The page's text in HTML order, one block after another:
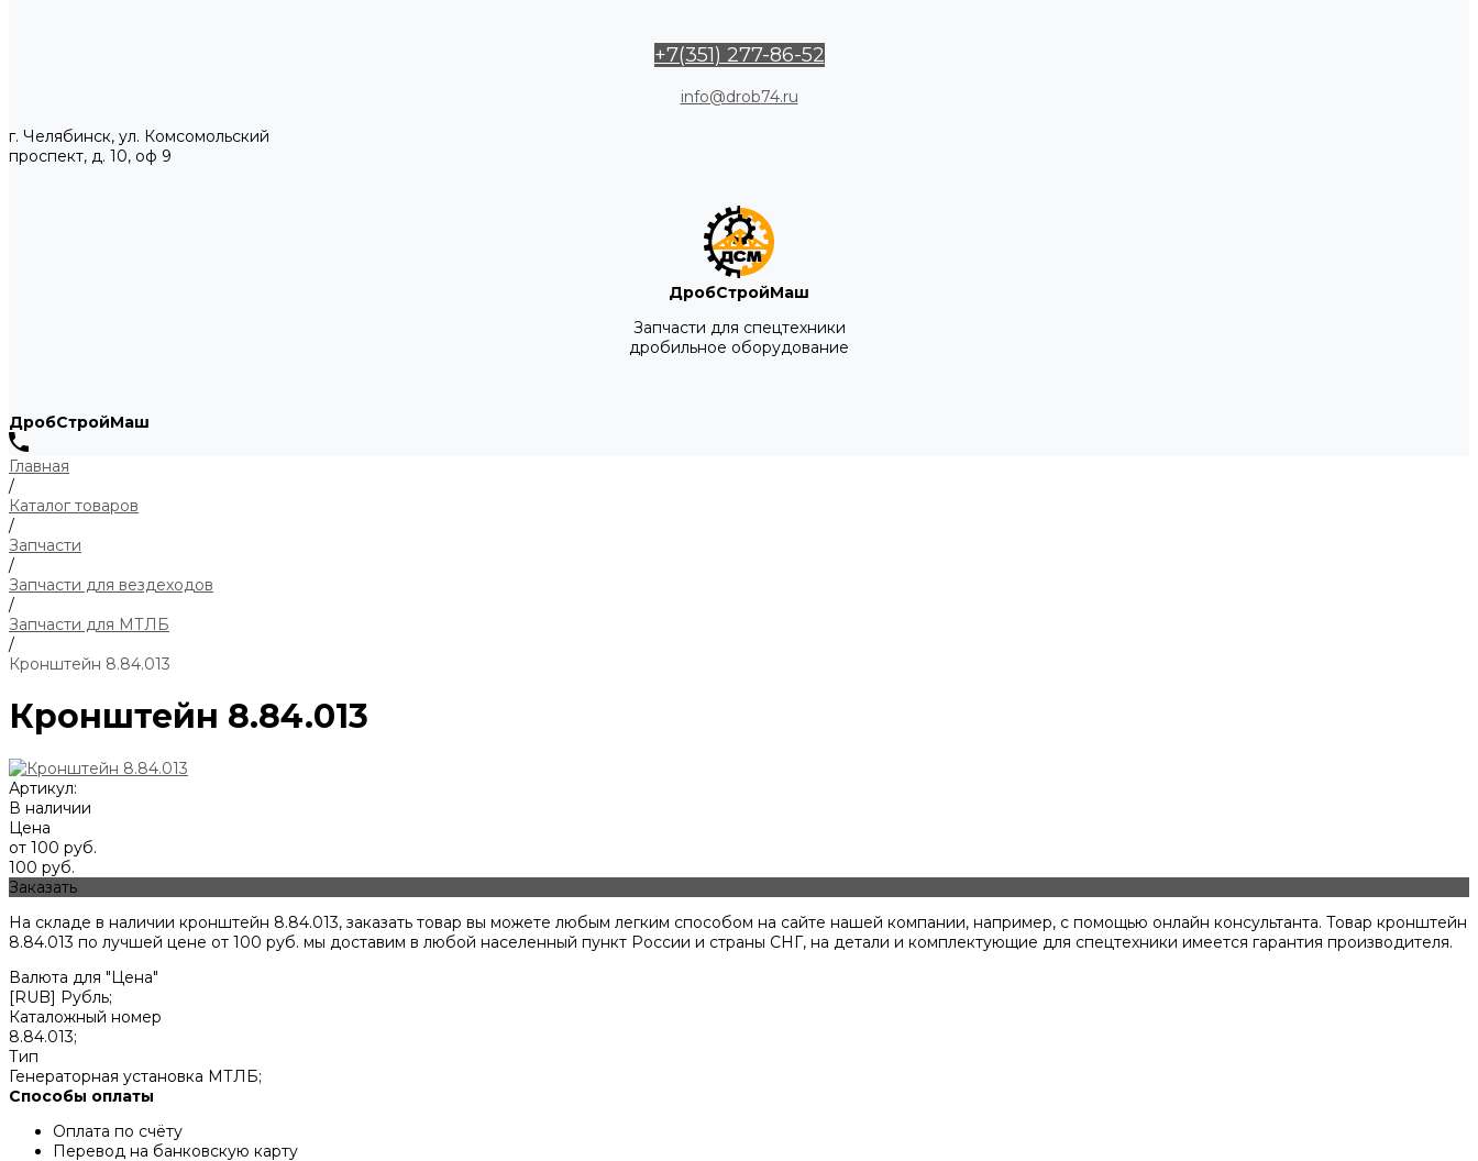
+7(351) 277-86-52
info@drob74.ru
г. Челябинск, ул. Комсомольский
проспект, д. 10, оф 9
ДробСтройМаш
Запчасти для спецтехники
дробильное оборудование
ДробСтройМаш
Главная
/
Каталог товаров
/
Запчасти
/
Запчасти для вездеходов
/
Запчасти для МТЛБ
/
Кронштейн 8.84.013
Кронштейн 8.84.013
Артикул:
В наличии
Цена
от 100 руб.
100 руб.
Заказать
На складе в наличии кронштейн 8.84.013, заказать товар вы можете любым легким способом на сайте нашей компании, например, с помощью онлайн консультанта. Товар кронштейн
8.84.013 по лучшей цене от 100 руб. мы доставим в любой населенный пункт России и страны СНГ, на детали и комплектующие для спецтехники имеется гарантия производителя.
Валюта для "Цена"
[RUB] Рубль;
Каталожный номер
8.84.013;
Тип
Генераторная установка МТЛБ;
Способы оплаты
Оплата по счёту
Перевод на банковскую карту